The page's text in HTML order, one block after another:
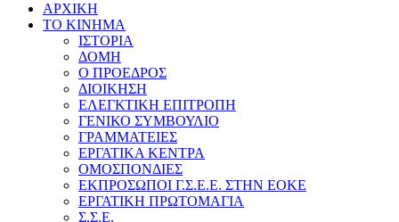
ΑΡΧΙΚΗ
ΤΟ ΚΙΝΗΜΑ
ΙΣΤΟΡΙΑ
ΔΟΜΗ
Ο ΠΡΟΕΔΡΟΣ
ΔΙΟΙΚΗΣΗ
ΕΛΕΓΚΤΙΚΗ ΕΠΙΤΡΟΠΗ
ΓΕΝΙΚΟ ΣΥΜΒΟΥΛΙΟ
ΓΡΑΜΜΑΤΕΙΕΣ
ΕΡΓΑΤΙΚΑ ΚΕΝΤΡΑ
ΟΜΟΣΠΟΝΔΙΕΣ
ΕΚΠΡΟΣΩΠΟΙ Γ.Σ.Ε.Ε. ΣΤΗΝ ΕΟΚΕ
ΕΡΓΑΤΙΚΗ ΠΡΩΤΟΜΑΓΙΑ
Σ.Σ.Ε.